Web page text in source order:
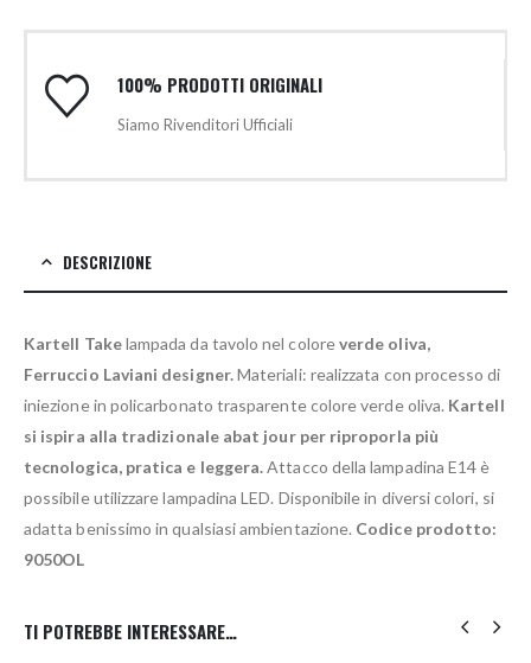
100% PRODOTTI ORIGINALI
Siamo Rivenditori Ufficiali
DESCRIZIONE
Kartell Takelampada da tavolo nel coloreverde oliva,
Ferruccio Laviani designer.Materiali: realizzata con processo di
iniezione in policarbonato trasparente colore verde oliva. Kartell
si ispira alla tradizionale abat jour per riproporla più
tecnologica, pratica e leggera.Attacco della lampadina E14 è
possibile utilizzare lampadina LED. Disponibile in diversi colori, si
adatta benissimo in qualsiasi ambientazione. Codice prodotto:
9050OL
TI POTREBBE INTERESSARE…